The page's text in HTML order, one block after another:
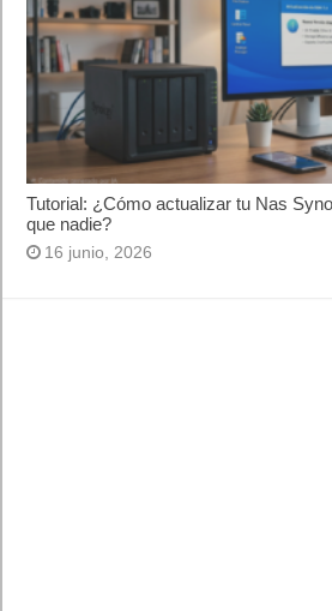
Tutorial: ¿Cómo actualizar tu Nas
que nadie?
16 junio, 2026